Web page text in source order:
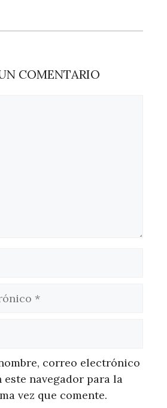
COMENTARIO
correo electrónico
este navegador para la
vez que comente.